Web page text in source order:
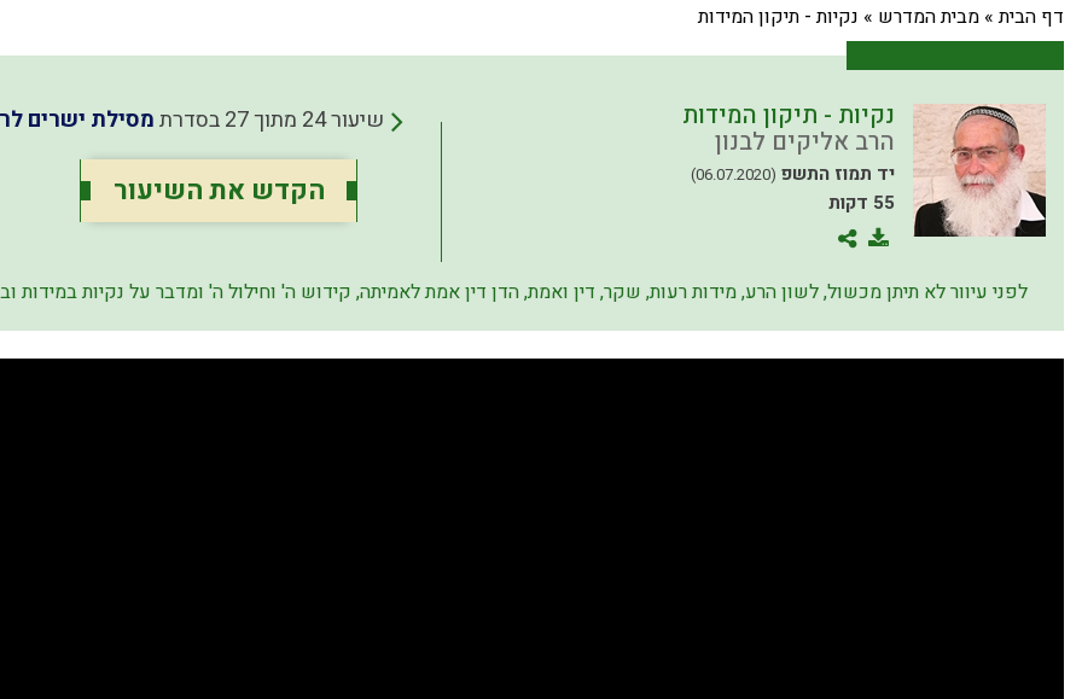
דף הבית» מבית המדרש » נקיות - תיקון המידות
נקיות - תיקון המידות
הרב אליקים לבנון
יד תמוז התשפ (06.07.2020)
55 דקות
שיעור 24 מתוך 27 בסדרת מסילת ישרים
הקדש את השיעור
לפני עיוור לא תיתן מכשול, לשון הרע, מידות רעות, שקר, דין ואמת, הדן דין אמת לאמיתה, קידוש ה' וחילול ה' ומדבר על נקיות במידות